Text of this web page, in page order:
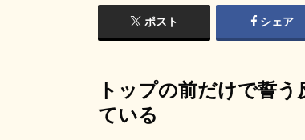
ポスト シェア
トップの前だけで誓
ている